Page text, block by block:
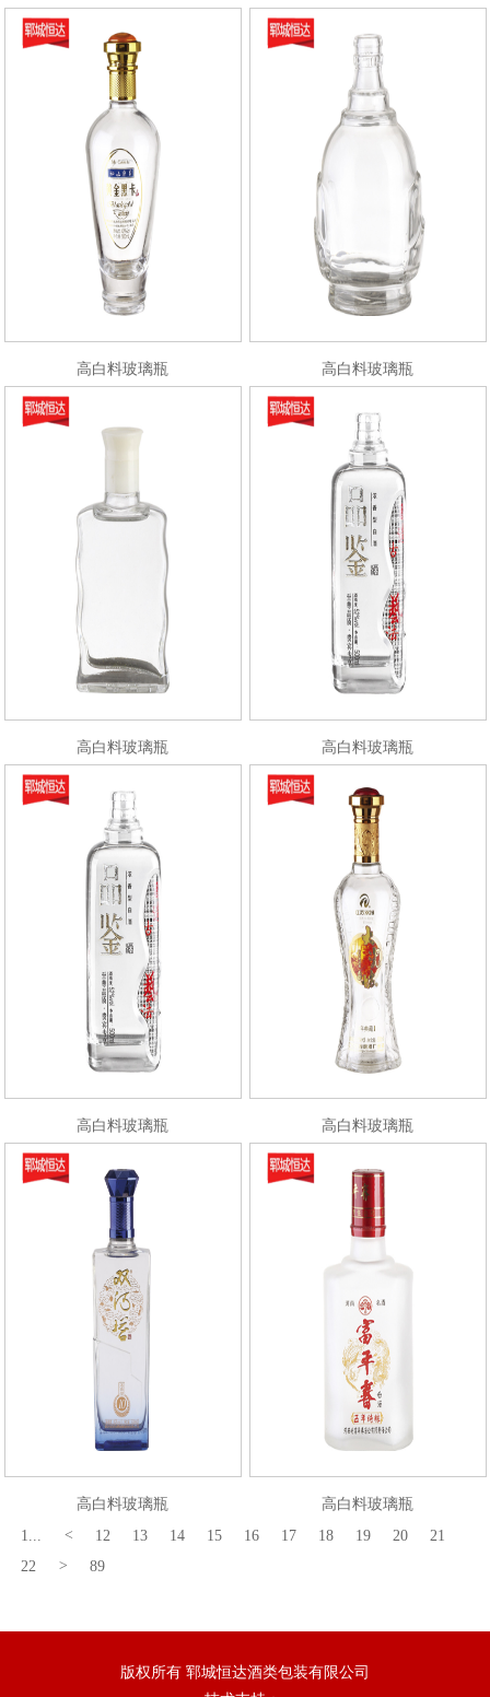
高白料玻璃瓶 高白料玻璃瓶
高白料玻璃瓶 高白料玻璃瓶
高白料玻璃瓶 高白料玻璃瓶
高白料玻璃瓶
高白料玻璃瓶
1...
< 12 13 14 15 16 17 18 19 20
21
22
> 89
版权所有 郓城恒达酒类包装有限公司